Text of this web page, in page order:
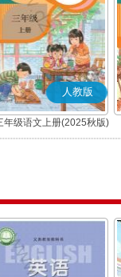
人教版
年级语文上册(2025秋版)
(部编版)